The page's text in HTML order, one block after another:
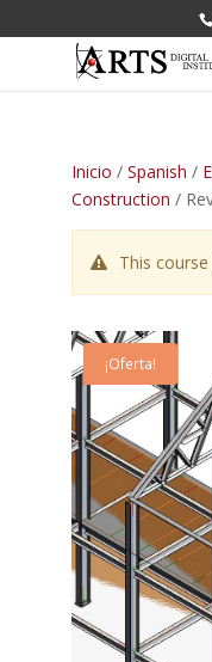
Inicio / Spanish /
Construction /
This
¡Oferta!